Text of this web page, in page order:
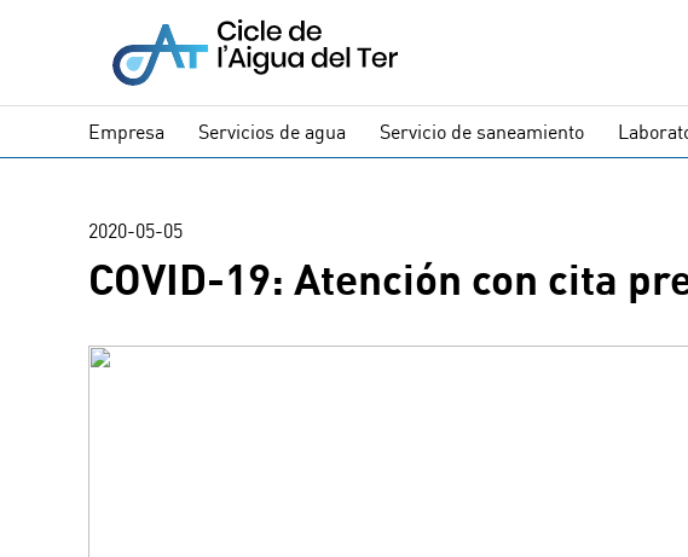
Empresa Servicios de agua Servicio de saneamiento
2020-05-05
COVID-19: Atención con cita